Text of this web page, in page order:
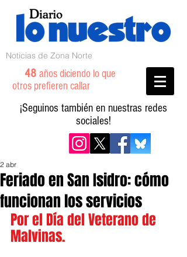
Noticias de Zona Norte
48 años diciendo lo que
otros prefieren callar
¡Seguinos también en nuestras redes
sociales!
Feriado en San Isidro: cómo
funcionan los servicios
2 abr
Por el Día del Veterano de
Malvinas.